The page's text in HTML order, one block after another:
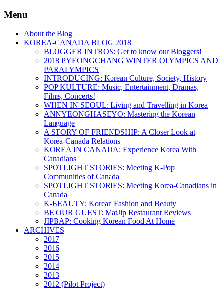
Menu
About the Blog
KOREA-CANADA BLOG 2018
BLOGGER INTROS: Get to know our Bloggers!
2018 PYEONGCHANG WINTER OLYMPICS AND
PARALYMPICS
INTRODUCING: Korean Culture, Society, History
POP KULTURE: Music, Entertainment, Dramas,
Films, Concerts!
WHEN IN SEOUL: Living and Travelling in Korea
ANNYEONGHASEYO: Mastering the Korean
Language
A STORY OF FRIENDSHIP: A Closer Look at
Korea-Canada Relations
KOREA IN CANADA: Experience Korea With
Canadians
SPOTLIGHT STORIES: Meeting K-Pop
Communities of Canada
SPOTLIGHT STORIES: Meeting Korea-Canadians in
Canada
K-BEAUTY: Korean Fashion and Beauty
BE OUR GUEST: MatJip Restaurant Reviews
JIPBAP: Cooking Korean Food At Home
ARCHIVES
2017
2016
2015
2014
2013
2012 (Pilot Project)